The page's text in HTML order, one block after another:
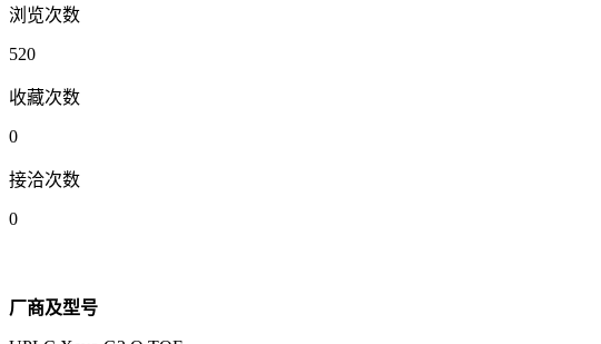
浏览次数
520
收藏次数
0
接洽次数
0
厂商及型号